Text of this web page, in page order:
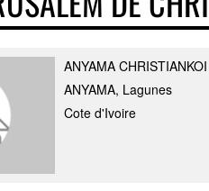
ANYAMA CHRISTIANKOI
ANYAMA, Lagunes
Cote d'Ivoire